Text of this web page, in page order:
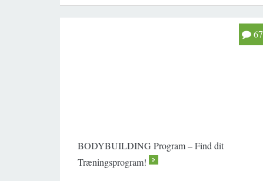
BODYBUILDING Program – Find dit
Træningsprogram!
67